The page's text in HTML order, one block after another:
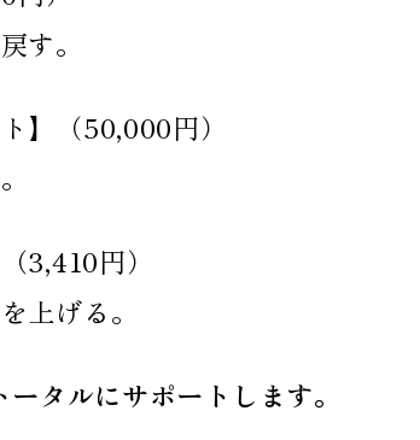
す。
】（50,000円）
3,410円）
上げる。
タルにサポートします。